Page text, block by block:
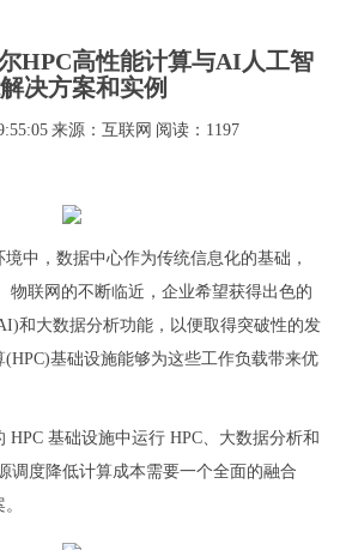
HPC高性能计算与AI人工智
决方案和实例
来源：互联网 阅读：1197
中，数据中心作为传统信息化的基础，
物联网的不断临近，企业希望获得出色的
和大数据分析功能，以便取得突破性的发
基础设施能够为这些工作负载带来优
HPC 基础设施中运行 HPC、大数据分析和
调度降低计算成本需要一个全面的融合